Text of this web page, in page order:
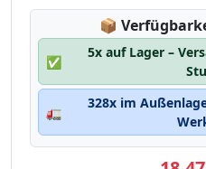
📦
✅
5x auf Lager –
🚛
328x im